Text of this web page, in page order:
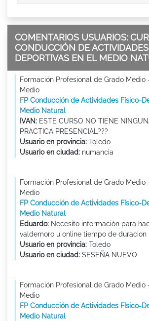
COMENTARIOS USUARIOS:
CONDUCCIÓN DE
DEPORTIVAS EN EL MEDIO
Formación Profesional de Grado Medio
Medio
FP Conducción de Actividades Físico-
Medio Natural
IVAN: ESTE CURSO NO TIENE
PRACTICA PRESENCIAL???
Usuario en provincia: Toledo
Usuario en ciudad: numancia
Formación Profesional de Grado Medio
Medio
FP Conducción de Actividades Físico-
Medio Natural
Eduardo: Necesito información para
valdemoro u online tiempo de duracion
Usuario en provincia: Toledo
Usuario en ciudad: SESEÑA NUEVO
Formación Profesional de Grado Medio
Medio
FP Conducción de Actividades Físico-
Medio Natural